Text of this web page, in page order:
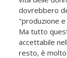
dovrebbero
"produzione
Ma tutto
accettabile
resto, è